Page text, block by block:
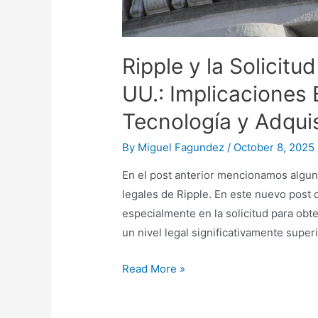
Ripple y la
UU.: Implicaciones
Tecnología y
By Miguel Fagundez / October 8, 2025
En el post anterior mencionamos
legales de Ripple. En este nuevo
especialmente en la solicitud para
un nivel legal significativamente
Ripple
Read More »